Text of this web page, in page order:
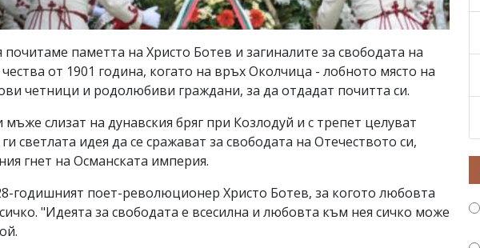
паметта на Христо Ботев и загиналите за свободата на
от 1901 година, когато на връх Околчица - лобното място на
четници и родолюбиви граждани, за да отдадат почитта си.
мъже слизат на дунавския бряг при Козлодуй и с трепет целуват
светлата идея да се сражават за свободата на Отечеството си,
гнет на Османската империя.
годишният поет-революционер Христо Ботев, за когото любовта
"Идеята за свободата е всесилна и любовта към нея сичко може